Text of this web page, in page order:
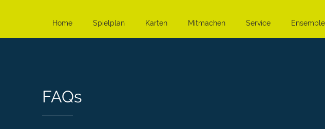
Home Spielplan Karten Mitmachen Service Ensemble
FAQs